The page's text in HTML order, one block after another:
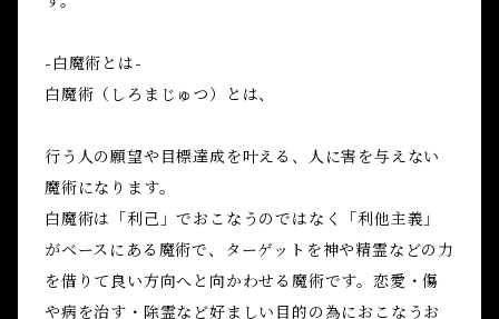
-白魔術とは-
白魔術（しろまじゅつ）とは、
行う人の願望や目標達成を叶える、人に害を与えない
魔術になります。
白魔術は「利己」でおこなうのではなく「利他主義」
がベースにある魔術で、ターゲットを神や精霊などの力
を借りて良い方向へと向かわせる魔術です。恋愛・傷
や病を治す・除霊など好ましい目的の為におこなうお